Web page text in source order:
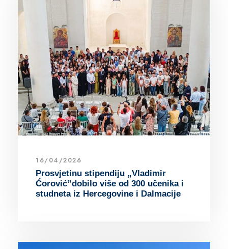
16/04/2026
Prosvjetinu stipendiju „Vladimir
Ćorović”dobilo više od 300 učenika i
studneta iz Hercegovine i Dalmacije